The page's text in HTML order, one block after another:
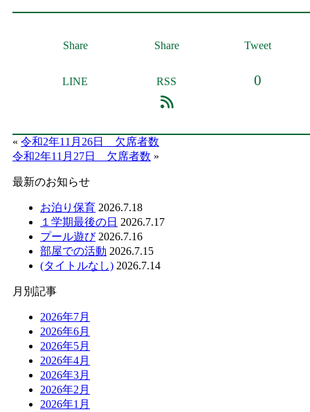
Share Share Tweet
LINE RSS 0
« 令和2年11月26日 欠席者数
令和2年11月27日 欠席者数 »
最新のお知らせ
お泊り保育 2026.7.18
１学期最後の日 2026.7.17
プール遊び 2026.7.16
部屋での活動 2026.7.15
(タイトルなし) 2026.7.14
月別記事
2026年7月
2026年6月
2026年5月
2026年4月
2026年3月
2026年2月
2026年1月